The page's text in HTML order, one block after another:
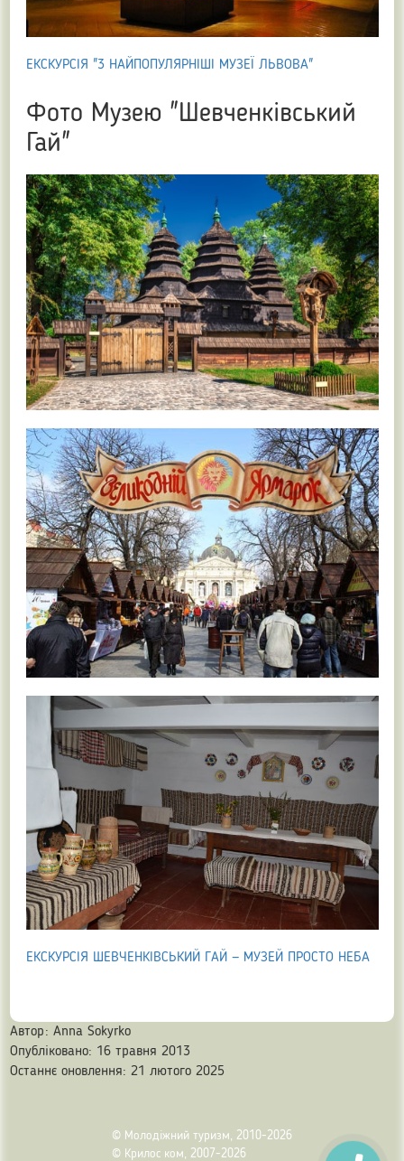
ЕКСКУРСІЯ "3 НАЙПОПУЛЯРНІШІ МУЗЕЇ ЛЬВОВА"
Фото Музею "Шевченківський
Гай"
ЕКСКУРСІЯ ШЕВЧЕНКІВСЬКИЙ ГАЙ — МУЗЕЙ ПРОСТО НЕБА
Автор:Anna Sokyrko
Опубліковано: 16 травня 2013
Останнє оновлення: 21 лютого 2025
© Молодіжний туризм, 2010-2026
© Крилос ком, 2007-2026